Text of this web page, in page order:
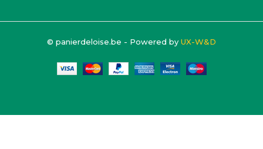
© panierdeloise.be - Powered by UX-W&D